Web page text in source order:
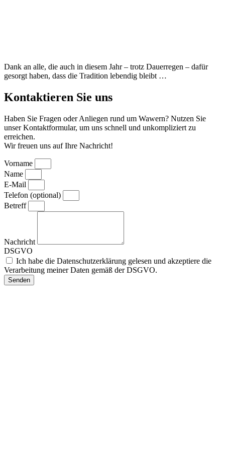
Dank an alle, die auch in diesem Jahr – trotz Dauerregen – dafür
gesorgt haben, dass die Tradition lebendig bleibt …
Kontaktieren Sie uns
Haben Sie Fragen oder Anliegen rund um Wawern? Nutzen Sie
unser Kontaktformular, um uns schnell und unkompliziert zu
erreichen.
Wir freuen uns auf Ihre Nachricht!
Vorname
Name
E-Mail
Telefon (optional)
Betreff
Nachricht
DSGVO
Ich habe die Datenschutzerklärung gelesen und akzeptiere die
Verarbeitung meiner Daten gemäß der DSGVO.
Senden